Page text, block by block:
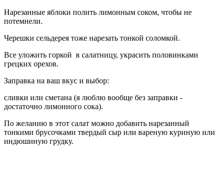
Нарезанные яблоки полить лимонным соком, чтобы не
потемнели.
Черешки сельдерея тоже нарезать тонкой соломкой.
Все уложить горкой в салатницу, украсить половинками
грецких орехов.
Заправка на ваш вкус и выбор:
сливки или сметана (я люблю вообще без заправки -
достаточно лимонного сока).
По желанию в этот салат можно добавить нарезанный
тонкими брусочками твердый сыр или вареную куриную или
индюшиную грудку.